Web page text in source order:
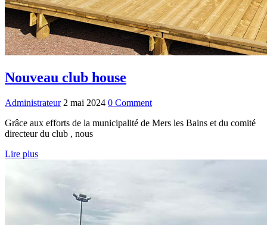
Nouveau club house
Administrateur 2 mai 2024 0 Comment
Grâce aux efforts de la municipalité de Mers les Bains et du comité
directeur du club , nous
Lire plus